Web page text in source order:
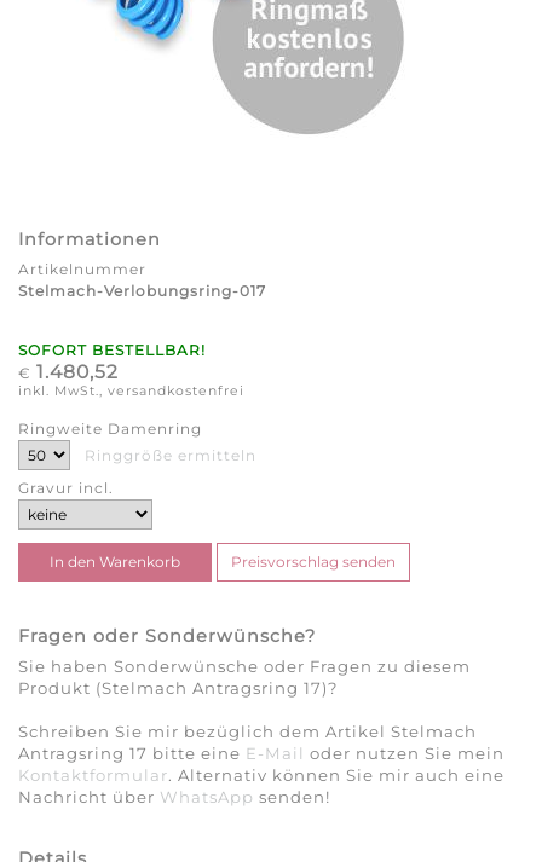
Informationen
Artikelnummer
Stelmach-Verlobungsring-017
SOFORT BESTELLBAR!
€ 1.480,52
inkl. MwSt., versandkostenfrei
Ringweite Damenring
Ringgröße ermitteln
Gravur incl.
Fragen oder Sonderwünsche?
Sie haben Sonderwünsche oder Fragen zu diesem
Produkt (Stelmach Antragsring 17)?
Schreiben Sie mir bezüglich dem Artikel Stelmach
Antragsring 17 bitte eine E-Mail oder nutzen Sie mein
Kontaktformular. Alternativ können Sie mir auch eine
Nachricht über WhatsApp senden!